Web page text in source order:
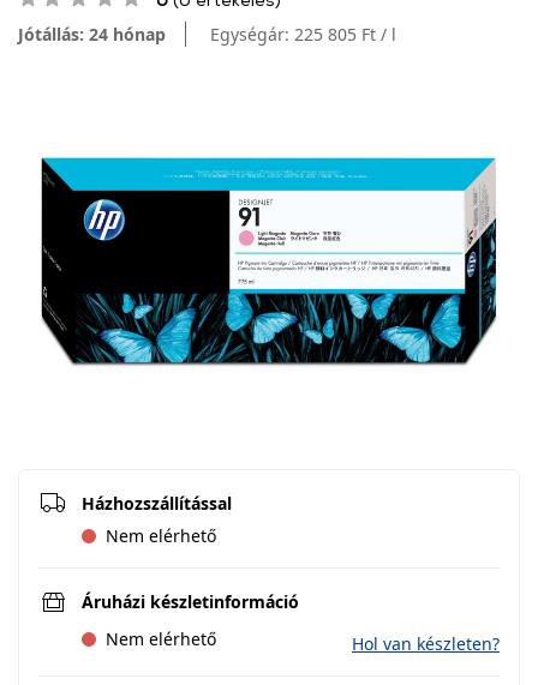
Jótállás: 24 hónap Egységár: 225 805 Ft / l
Házhozszállítással
Nem elérhető
Áruházi készletinformáció
Nem elérhető
Hol van készleten?